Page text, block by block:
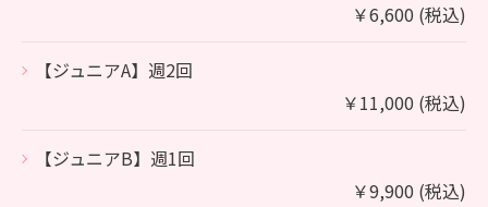
￥6,600 (税込)
【ジュニアA】週2回
￥11,000 (税込)
【ジュニアB】週1回
￥9,900 (税込)